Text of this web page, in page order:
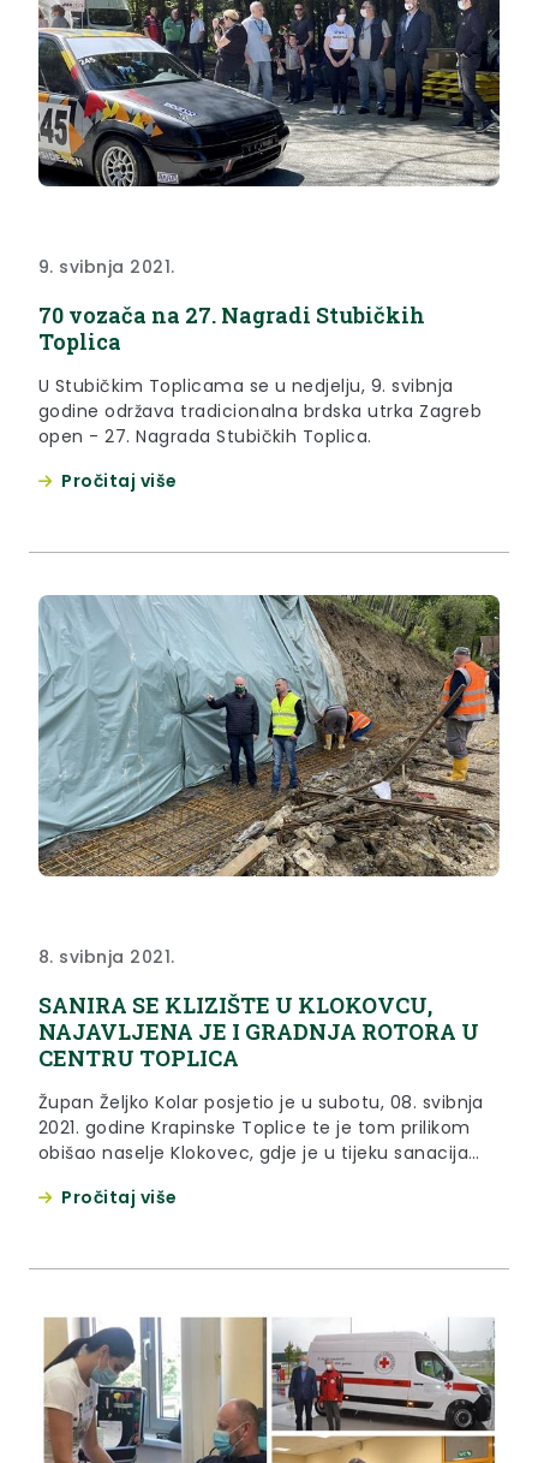
9. svibnja 2021.
70 vozača na 27. Nagradi Stubičkih
Toplica
U Stubičkim Toplicama se u nedjelju, 9. svibnja
godine održava tradicionalna brdska utrka Zagreb
open - 27. Nagrada Stubičkih Toplica.
Pročitaj više
8. svibnja 2021.
SANIRA SE KLIZIŠTE U KLOKOVCU,
NAJAVLJENA JE I GRADNJA ROTORA U
CENTRU TOPLICA
Župan Željko Kolar posjetio je u subotu, 08. svibnja
2021. godine Krapinske Toplice te je tom prilikom
obišao naselje Klokovec, gdje je u tijeku sanacija
Pročitaj više